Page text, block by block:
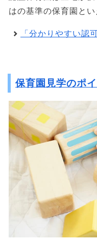
はの基準の保育園とい
「分かりやすい認
保育園見学のポ